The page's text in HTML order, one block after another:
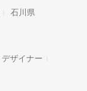
石川県
デザイナー